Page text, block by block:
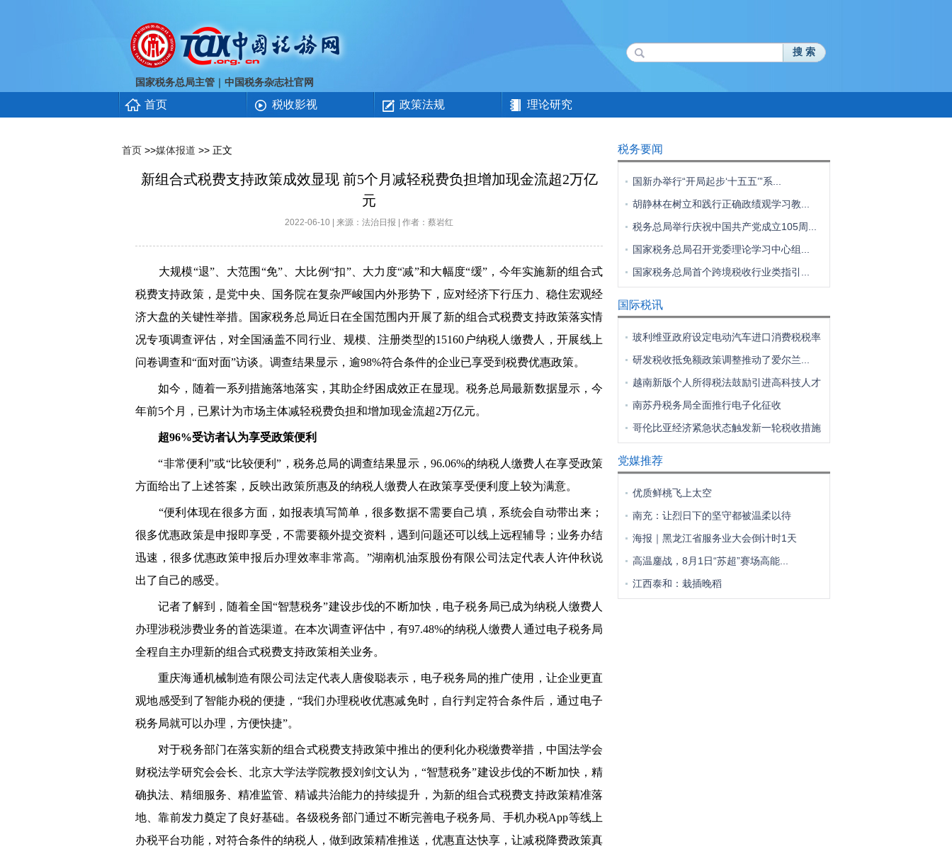
国家税务总局主管 ｜ 中国税务杂志社官网
搜 索
首页 税收影视 政策法规 理论研究
首页 >>媒体报道 >> 正文
新组合式税费支持政策成效显现 前5个月减轻税费负担增加现金流超2万亿
元
2022-06-10 | 来源：法治日报 | 作者：蔡岩红
大规模“退”、大范围“免”、大比例“扣”、大力度“减”和大幅度“缓”，今年实施新的组合式
税费支持政策，是党中央、国务院在复杂严峻国内外形势下，应对经济下行压力、稳住宏观经
济大盘的关键性举措。国家税务总局近日在全国范围内开展了新的组合式税费支持政策落实情
况专项调查评估，对全国涵盖不同行业、规模、注册类型的15160户纳税人缴费人，开展线上
问卷调查和“面对面”访谈。调查结果显示，逾98%符合条件的企业已享受到税费优惠政策。
如今，随着一系列措施落地落实，其助企纾困成效正在显现。税务总局最新数据显示，今
年前5个月，已累计为市场主体减轻税费负担和增加现金流超2万亿元。
超96%受访者认为享受政策便利
“非常便利”或“比较便利”，税务总局的调查结果显示，96.06%的纳税人缴费人在享受政策
方面给出了上述答案，反映出政策所惠及的纳税人缴费人在政策享受便利度上较为满意。
“便利体现在很多方面，如报表填写简单，很多数据不需要自己填，系统会自动带出来；
很多优惠政策是申报即享受，不需要额外提交资料，遇到问题还可以线上远程辅导；业务办结
迅速，很多优惠政策申报后办理效率非常高。”湖南机油泵股份有限公司法定代表人许仲秋说
出了自己的感受。
记者了解到，随着全国“智慧税务”建设步伐的不断加快，电子税务局已成为纳税人缴费人
办理涉税涉费业务的首选渠道。在本次调查评估中，有97.48%的纳税人缴费人通过电子税务局
全程自主办理新的组合式税费支持政策相关业务。
重庆海通机械制造有限公司法定代表人唐俊聪表示，电子税务局的推广使用，让企业更直
观地感受到了智能办税的便捷，“我们办理税收优惠减免时，自行判定符合条件后，通过电子
税务局就可以办理，方便快捷”。
对于税务部门在落实新的组合式税费支持政策中推出的便利化办税缴费举措，中国法学会
财税法学研究会会长、北京大学法学院教授刘剑文认为，“智慧税务”建设步伐的不断加快，精
确执法、精细服务、精准监管、精诚共治能力的持续提升，为新的组合式税费支持政策精准落
地、靠前发力奠定了良好基础。各级税务部门通过不断完善电子税务局、手机办税App等线上
办税平台功能，对符合条件的纳税人，做到政策精准推送，优惠直达快享，让减税降费政策真
税务要闻
国新办举行“开局起步‘十五五’”系...
胡静林在树立和践行正确政绩观学习教...
税务总局举行庆祝中国共产党成立105周...
国家税务总局召开党委理论学习中心组...
国家税务总局首个跨境税收行业类指引...
国际税讯
玻利维亚政府设定电动汽车进口消费税税率
研发税收抵免额政策调整推动了爱尔兰...
越南新版个人所得税法鼓励引进高科技人才
南苏丹税务局全面推行电子化征收
哥伦比亚经济紧急状态触发新一轮税收措施
党媒推荐
优质鲜桃飞上太空
南充：让烈日下的坚守都被温柔以待
海报｜黑龙江省服务业大会倒计时1天
高温鏖战，8月1日“苏超”赛场高能...
江西泰和：栽插晚稻